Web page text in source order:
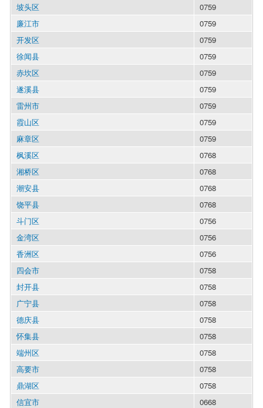
坡头区
0759
廉江市
0759
开发区
0759
徐闻县
0759
赤坎区
0759
遂溪县
0759
雷州市
0759
霞山区
0759
麻章区
0759
枫溪区
0768
湘桥区
0768
潮安县
0768
饶平县
0768
斗门区
0756
金湾区
0756
香洲区
0756
四会市
0758
封开县
0758
广宁县
0758
德庆县
0758
怀集县
0758
端州区
0758
高要市
0758
鼎湖区
0758
信宜市
0668